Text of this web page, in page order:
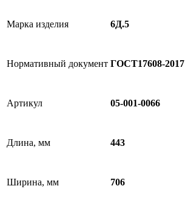
Марка изделия 6Д.5
Нормативный документ ГОСТ17608-2017
Артикул 05-001-0066
Длина, мм 443
Ширина, мм 706